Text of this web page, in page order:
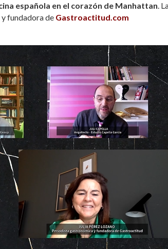
española en el corazón de Manhattan.
fundadora de Gastroactitud.com